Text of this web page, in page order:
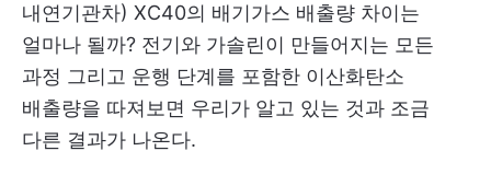
내연기관차) XC40의 배기가스 배출량 차이는
얼마나 될까? 전기와 가솔린이 만들어지는 모든
과정 그리고 운행 단계를 포함한 이산화탄소
배출량을 따져보면 우리가 알고 있는 것과 조금
다른 결과가 나온다.